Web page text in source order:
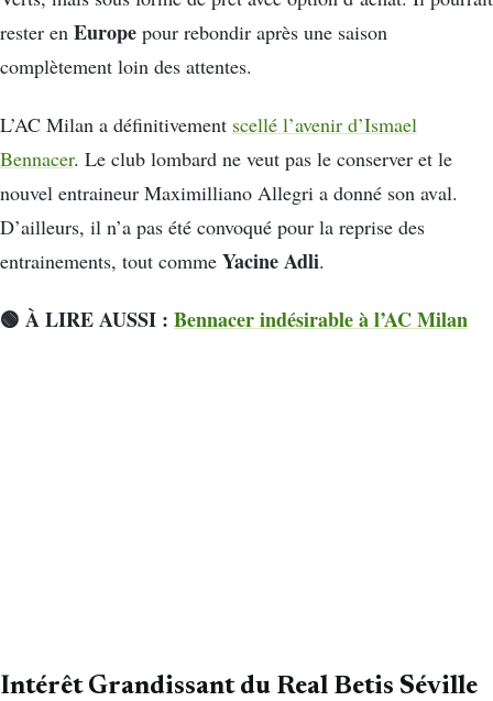
rester en Europe pour rebondir après une saison
complètement loin des attentes.
L’AC Milan a définitivement scellé l’avenir d’Ismael
Bennacer. Le club lombard ne veut pas le conserver et le
nouvel entraineur Maximilliano Allegri a donné son aval.
D’ailleurs, il n’a pas été convoqué pour la reprise des
entrainements, tout comme Yacine Adli.
🟢 À LIRE AUSSI : Bennacer indésirable à l’AC Milan
Intérêt Grandissant du Real Betis Séville